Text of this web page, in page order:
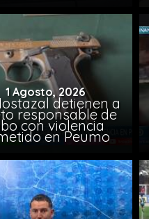
1 Agosto, 2026
detienen a
responsable de
con violencia
en Peumo